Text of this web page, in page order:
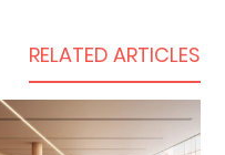
RELATED ARTICLES